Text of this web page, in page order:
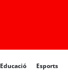
Educació Esports